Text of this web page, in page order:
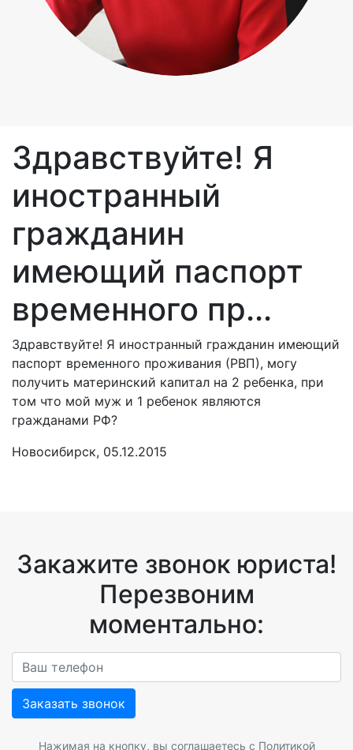
Здравствуйте! Я
иностранный
гражданин
имеющий паспорт
временного пр...
Здравствуйте! Я иностранный гражданин имеющий
паспорт временного проживания (РВП), могу
получить материнский капитал на 2 ребенка, при
том что мой муж и 1 ребенок являются
гражданами РФ?
Новосибирск, 05.12.2015
Закажите звонок юриста!
Перезвоним
моментально:
Заказать звонок
Нажимая на кнопку, вы соглашаетесь с Политикой